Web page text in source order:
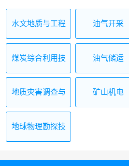
水文地质与工程
油气开采
煤炭综合利用技
油气储运
地质灾害调查与
矿山机电
地球物理勘探技